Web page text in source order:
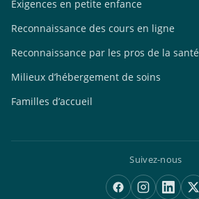
Exigences en petite enfance
Reconnaissance des cours en ligne
Reconnaissance par les pros de la santé
Milieux d’hébergement de soins
Familles d’accueil
Suivez-nous